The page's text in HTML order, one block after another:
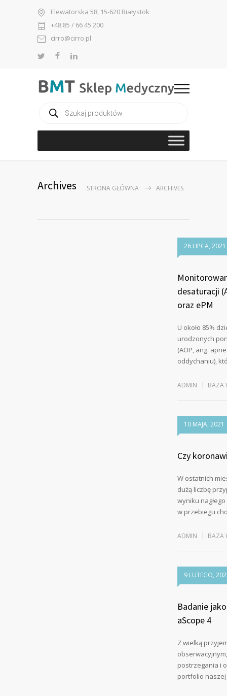
Elewatorska 58, 15-620 Białystok
+48 85 / 66 45 200
cirro@cirro.pl
produktów
Archives STRONA GŁÓWNA ARCHIVES
26 LIPCA, 2021
desaturacji
oraz ePM
U około 85%
urodzonych
(AOP, ang.
oddychaniu),
ADMIN BAZA
10 MAJA, 2021
Czy
W ostatnich
dużą liczbę
wyniku
w przebiegu
ADMIN BAZA
9 LUTEGO,
Badanie
aScope 4
Z wielką
postrzegania i
portfolio